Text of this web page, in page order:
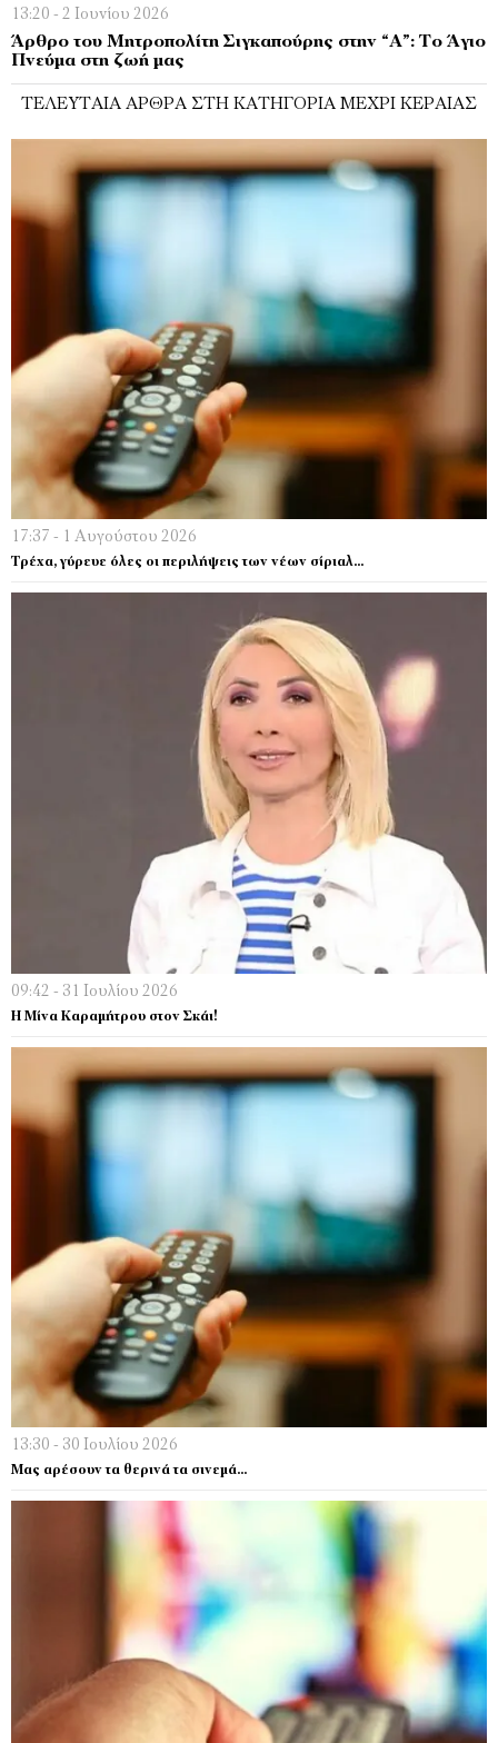
13:20 - 2 Ιουνίου 2026
Άρθρο του Μητροπολίτη Σιγκαπούρης στην “Α”: Το Άγιο
Πνεύμα στη ζωή μας
ΤΕΛΕΥΤΑΊΑ ΆΡΘΡΑ ΣΤΗ ΚΑΤΗΓΟΡΊΑ ΜΈΧΡΙ ΚΕΡΑΊΑΣ
17:37 - 1 Αυγούστου 2026
Τρέχα, γύρευε όλες οι περιλήψεις των νέων σίριαλ…
09:42 - 31 Ιουλίου 2026
Η Μίνα Καραμήτρου στον Σκάι!
13:30 - 30 Ιουλίου 2026
Μας αρέσουν τα θερινά τα σινεμά…